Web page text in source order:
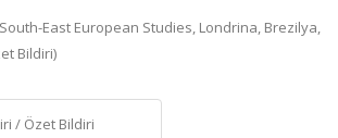
East European Studies, Londrina, Brezilya,
Bildiri)
/ Özet Bildiri